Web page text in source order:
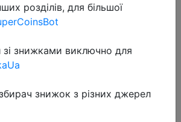
Fast Charger
розділів, для більшої
зі знижками виключно для
знижок з різних джерел